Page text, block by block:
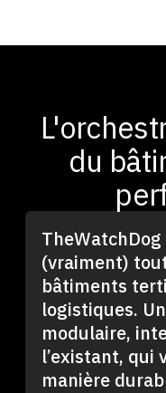
du
(vraiment)
bâtiments
logistiques.
modulaire,
l’existant, qui
manière